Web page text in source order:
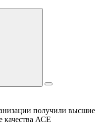
получили высшие
качества АСЕ